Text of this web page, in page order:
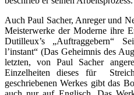
Auch Paul Sacher, Anreger und
Meisterwerke der Moderne ihre
Dutilleux’s „Auftraggebern“
l’instant“ (Das Geheimnis des
letzten, von Paul Sacher
Einzelheiten dieses für
geschriebenen Werkes gibt das